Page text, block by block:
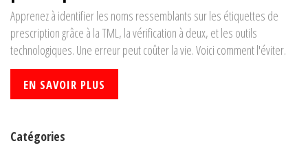
Apprenez à identifier les noms ressemblants sur les étiquettes de
prescription grâce à la TML, la vérification à deux, et les outils
technologiques. Une erreur peut coûter la vie. Voici comment l'éviter.
EN SAVOIR PLUS
Catégories